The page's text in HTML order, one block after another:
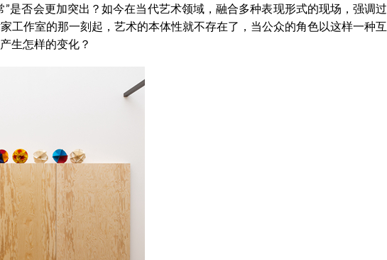
是否会更加突出？如今在当代艺术领域，融合多种表现形式的现场，强调过
工作室的那一刻起，艺术的本体性就不存在了，当公众的角色以这样一种互
生怎样的变化？